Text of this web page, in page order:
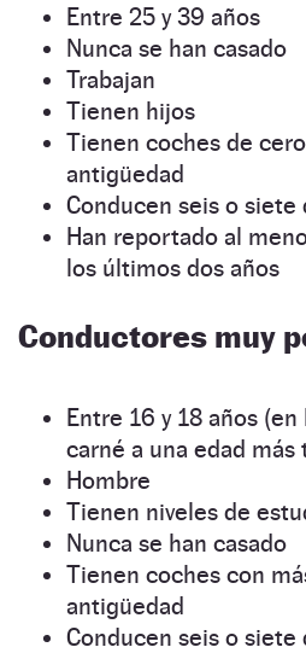
Entre 25 y 39 años
Nunca se han casado
Trabajan
Tienen hijos
Tienen coches de
antigüedad
Conducen seis o siete
Han reportado al
los últimos dos años
Conductores muy
Entre 16 y 18 años
carné a una edad más
Hombre
Tienen niveles de
Nunca se han casado
Tienen coches con
antigüedad
Conducen seis o siete